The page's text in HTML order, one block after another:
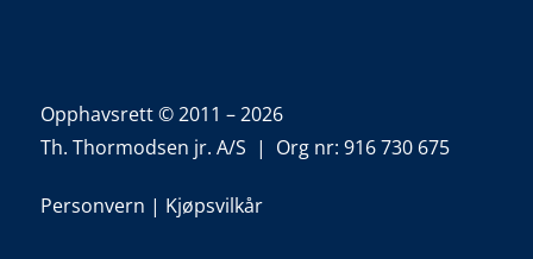
Opphavsrett © 2011 – 2026
Th. Thormodsen jr. A/S | Org nr: 916 730 675
Personvern | Kjøpsvilkår